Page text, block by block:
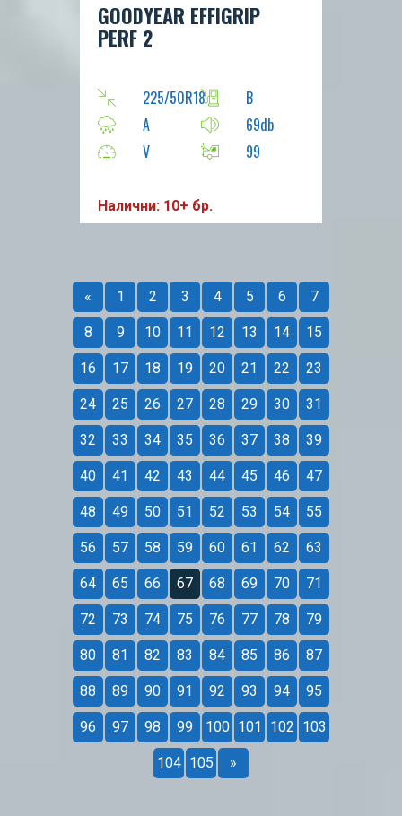
GOODYEAR EFFIGRIP
PERF 2
225/50R18
B
A
69db
V
99
Налични: 10+ бр.
« 1 2 3 4 5 6 7
8 9 10 11 12 13 14 15
16 17 18 19 20 21 22 23
24 25 26 27 28 29 30 31
32 33 34 35 36 37 38 39
40 41 42 43 44 45 46 47
48 49 50 51 52 53 54 55
56 57 58 59 60 61 62 63
64 65 66 67 68 69 70 71
72 73 74 75 76 77 78 79
80 81 82 83 84 85 86 87
88 89 90 91 92 93 94 95
96 97 98 99 100 101 102 103
104 105 »